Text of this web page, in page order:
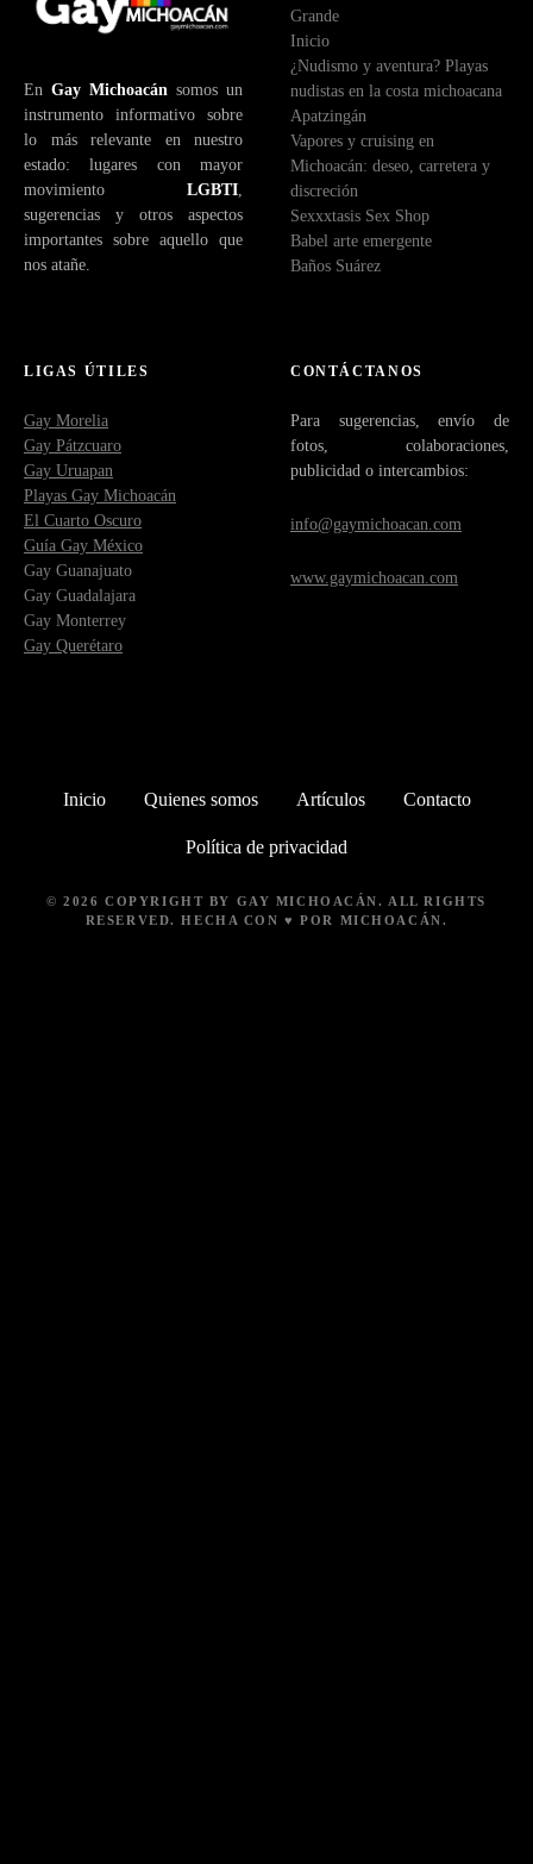
t
r
ó
n
i
c
o
En Gay Michoacán somos un
instrumento informativo sobre
lo más relevante en nuestro
estado: lugares con mayor
movimiento LGBTI,
sugerencias y otros aspectos
importantes sobre aquello que
nos atañe.
Grande
Inicio
¿Nudismo y aventura? Playas
nudistas en la costa michoacana
Apatzingán
Vapores y cruising en
Michoacán: deseo, carretera y
discreción
Sexxxtasis Sex Shop
Babel arte emergente
Baños Suárez
LIGAS ÚTILES
Gay Morelia
Gay Pátzcuaro
Gay Uruapan
Playas Gay Michoacán
El Cuarto Oscuro
Guía Gay México
Gay Guanajuato
Gay Guadalajara
Gay Monterrey
Gay Querétaro
CONTÁCTANOS
Para sugerencias, envío de
fotos, colaboraciones,
publicidad o intercambios:
info@gaymichoacan.com
www.gaymichoacan.com
Inicio Quienes somos Artículos Contacto
Política de privacidad
© 2026 COPYRIGHT BY GAY MICHOACÁN. ALL RIGHTS
RESERVED. HECHA CON ♥ POR MICHOACÁN.